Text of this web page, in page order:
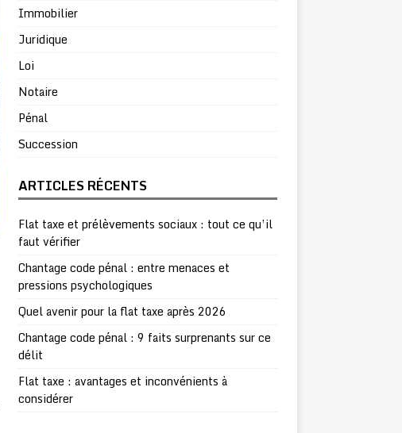
Immobilier
Juridique
Loi
Notaire
Pénal
Succession
ARTICLES RÉCENTS
Flat taxe et prélèvements sociaux : tout ce qu’il
faut vérifier
Chantage code pénal : entre menaces et
pressions psychologiques
Quel avenir pour la flat taxe après 2026
Chantage code pénal : 9 faits surprenants sur ce
délit
Flat taxe : avantages et inconvénients à
considérer